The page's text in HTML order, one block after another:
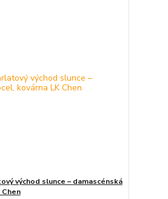
východ slunce – damascénská
Chen